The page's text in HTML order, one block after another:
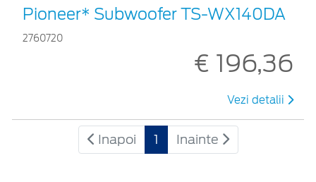
Pioneer* Subwoofer TS-WX140DA
2760720
€ 196,36
Vezi detalii
Inapoi 1 Inainte